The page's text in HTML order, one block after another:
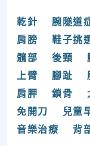
乾針 腕隧道
肩膀
鞋子挑
髖部
後頸
上臂
腳趾
肩胛
鎖骨
免開刀
兒童
音樂治療
背